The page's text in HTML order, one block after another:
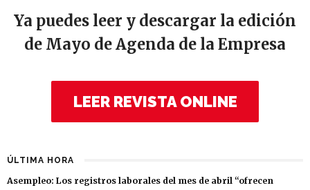
Ya puedes leer y descargar la edición
de Mayo de Agenda de la Empresa
LEER REVISTA ONLINE
ÚLTIMA HORA
Asempleo: Los registros laborales del mes de abril “ofrecen